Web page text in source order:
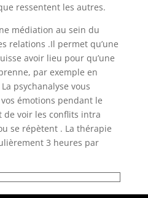
ressentent les autres.
médiation au sein du
relations .Il permet qu’une
avoir lieu pour qu’une
par exemple en
psychanalyse vous
émotions pendant le
de voir les conflits intra
se répètent . La thérapie
3 heures par